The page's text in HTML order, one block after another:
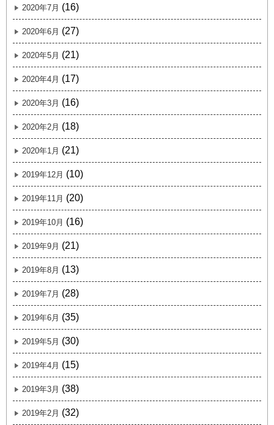
2020年7月 (16)
2020年6月 (27)
2020年5月 (21)
2020年4月 (17)
2020年3月 (16)
2020年2月 (18)
2020年1月 (21)
2019年12月 (10)
2019年11月 (20)
2019年10月 (16)
2019年9月 (21)
2019年8月 (13)
2019年7月 (28)
2019年6月 (35)
2019年5月 (30)
2019年4月 (15)
2019年3月 (38)
2019年2月 (32)